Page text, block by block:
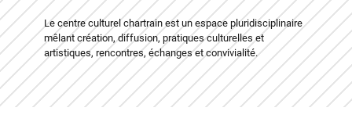
Le centre culturel chartrain est un espace pluridisciplinaire
mêlant création, diffusion, pratiques culturelles et
artistiques, rencontres, échanges et convivialité.